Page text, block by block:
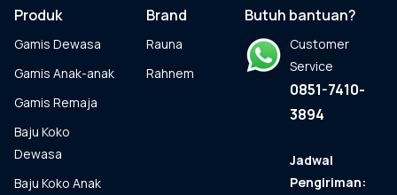
Produk
Gamis Dewasa
Gamis Anak-anak
Gamis Remaja
Baju Koko
Dewasa
Baju Koko Anak
Brand
Rauna
Rahnem
Butuh bantuan?
Customer
Service
0851-7410-
3894
Jadwal
Pengiriman: